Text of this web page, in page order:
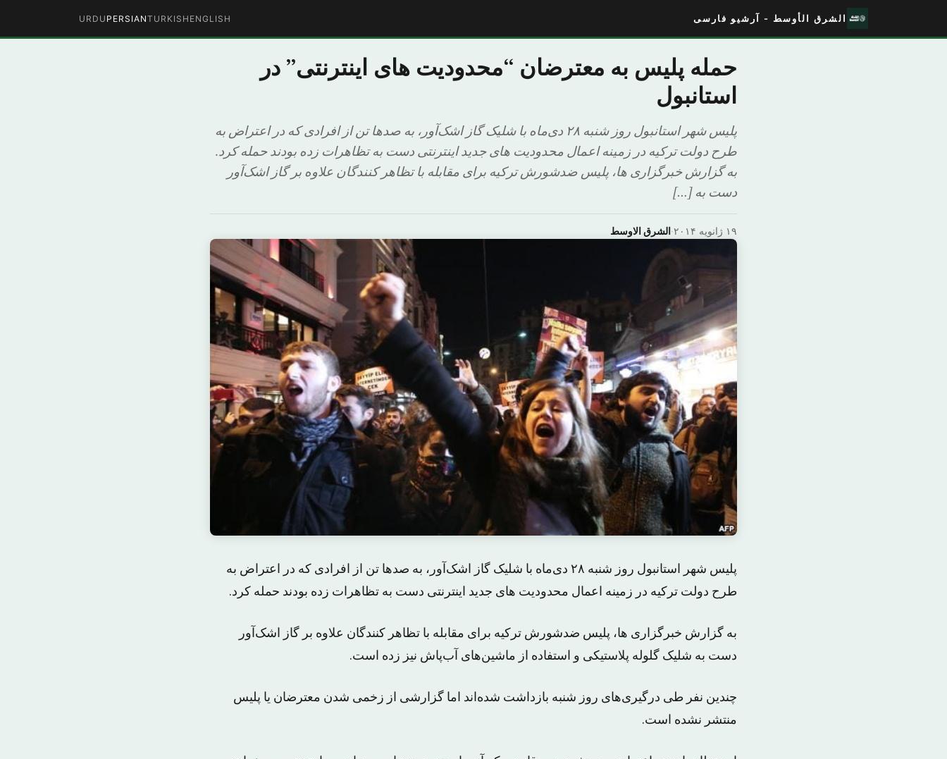
الشرق الأوسط - آرشیو فارسی ENGLISH
TURKISH
PERSIAN
URDU
حمله پلیس به معترضان “محدودیت های اینترنتی” در
استانبول
پلیس شهر استانبول روز شنبه ۲۸ دی‌ماه با شلیک گاز اشک‌آور، به صدها تن از افرادی که در اعتراض به
طرح دولت ترکیه در زمینه اعمال محدودیت های جدید اینترنتی دست به تظاهرات زده بودند حمله کرد.
به گزارش خبرگزاری ها، پلیس ضدشورش ترکیه برای مقابله با تظاهر کنندگان علاوه بر گاز اشک‌آور
دست به […]
الشرق الاوسط· ۱۹ ژانویه ۲۰۱۴
پلیس شهر استانبول روز شنبه ۲۸ دی‌ماه با شلیک گاز اشک‌آور، به صدها تن از افرادی که در اعتراض به
طرح دولت ترکیه در زمینه اعمال محدودیت های جدید اینترنتی دست به تظاهرات زده بودند حمله کرد.
به گزارش خبرگزاری ها، پلیس ضدشورش ترکیه برای مقابله با تظاهر کنندگان علاوه بر گاز اشک‌آور
دست به شلیک گلوله پلاستیکی و استفاده از ماشین‌های آب‌پاش نیز زده است.
چندین نفر طی درگیری‌های روز شنبه بازداشت شده‌اند اما گزارشی از زخمی‌ شدن معترضان یا پلیس
منتشر نشده است.